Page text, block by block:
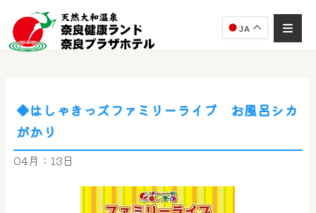
JA
◆はしゃきっズファミリーライブ お風呂シカ
がかり
04月：13日
ご質問をお伺いします。